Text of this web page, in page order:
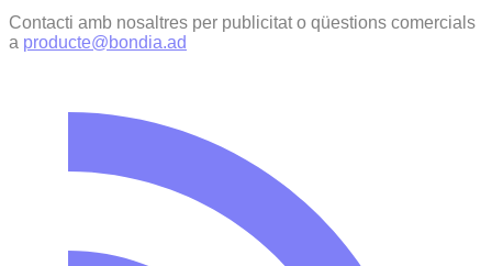
Contacti amb nosaltres per publicitat o qüestions comercials
a producte@bondia.ad